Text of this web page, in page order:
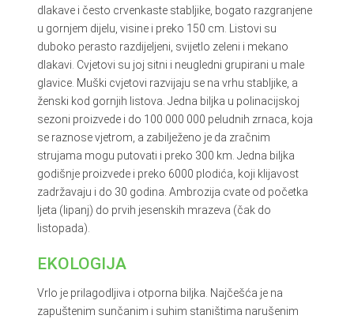
dlakave i često crvenkaste stabljike, bogato razgranjene
u gornjem dijelu, visine i preko 150 cm. Listovi su
duboko perasto razdijeljeni, svijetlo zeleni i mekano
dlakavi. Cvjetovi su joj sitni i neugledni grupirani u male
glavice. Muški cvjetovi razvijaju se na vrhu stabljike, a
ženski kod gornjih listova. Jedna biljka u polinacijskoj
sezoni proizvede i do 100 000 000 peludnih zrnaca, koja
se raznose vjetrom, a zabilježeno je da zračnim
strujama mogu putovati i preko 300 km. Jedna biljka
godišnje proizvede i preko 6000 plodića, koji klijavost
zadržavaju i do 30 godina. Ambrozija cvate od početka
ljeta (lipanj) do prvih jesenskih mrazeva (čak do
listopada).
EKOLOGIJA
Vrlo je prilagodljiva i otporna biljka. Najčešća je na
zapuštenim sunčanim i suhim staništima narušenim